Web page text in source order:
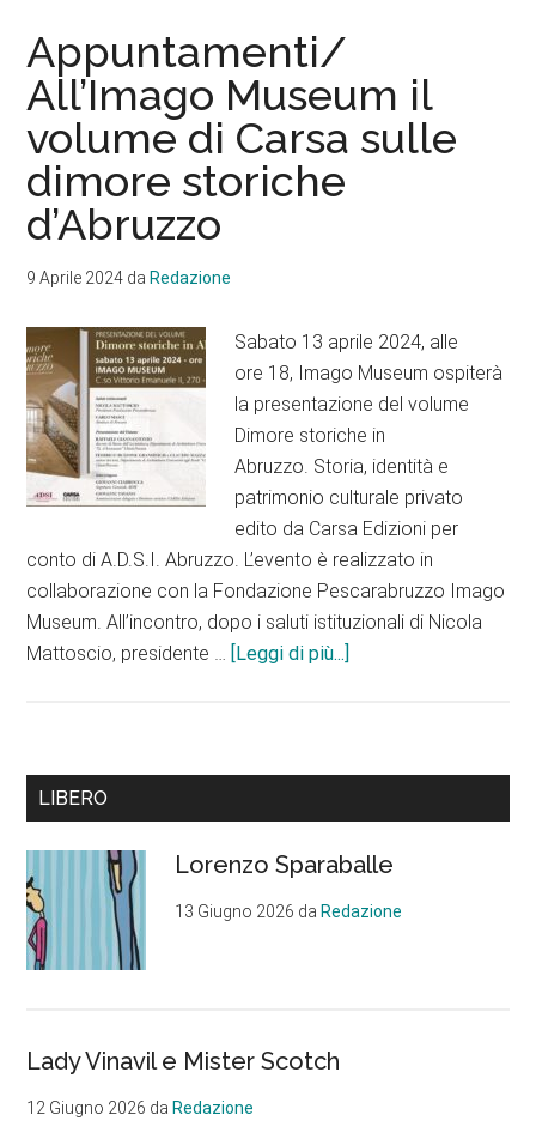
Appuntamenti/
All’Imago Museum il
volume di Carsa sulle
dimore storiche
d’Abruzzo
9 Aprile 2024 daRedazione
Sabato 13 aprile 2024, alle
ore 18, Imago Museum ospiterà
la presentazione del volume
Dimore storiche in
Abruzzo. Storia, identità e
patrimonio culturale privato
edito da Carsa Edizioni per
conto di A.D.S.I. Abruzzo. L’evento è realizzato in
collaborazione con la Fondazione Pescarabruzzo Imago
Museum. All’incontro, dopo i saluti istituzionali di Nicola
Mattoscio, presidente … [Leggi di più...]
volume
sulle
dimore
Barra
primaria
LIBERO
Lorenzo Sparaballe
13 Giugno 2026 daRedazione
Lady Vinavil e Mister Scotch
12 Giugno 2026 daRedazione